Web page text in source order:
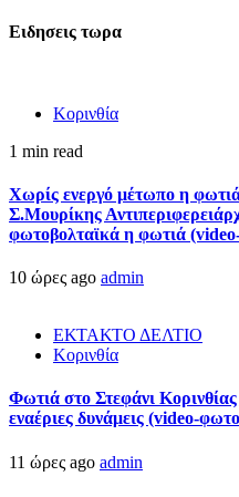
Ειδησεις τωρα
Κορινθία
1 min read
Χωρίς ενεργό μέτωπο η
Σ.Μουρίκης
φωτοβολταϊκά η φωτιά
10 ώρες ago admin
ΕΚΤΑΚΤΟ ΔΕΛΤΙΟ
Κορινθία
Φωτιά στο Στεφάνι Κορινθίας
εναέριες δυνάμεις (video-
11 ώρες ago admin